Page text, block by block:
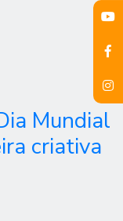
Mundial
criativa